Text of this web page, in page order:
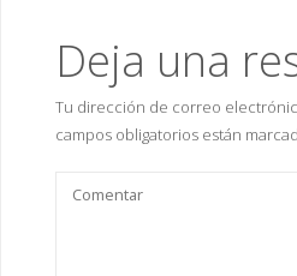
Deja una
Tu dirección de correo
campos obligatorios están